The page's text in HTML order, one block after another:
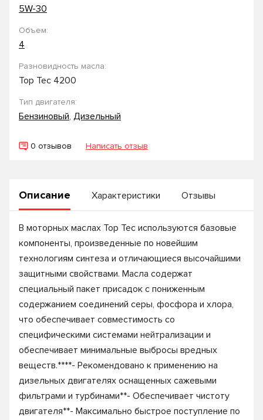
5W-30
Объем:
4
Разновидность масла:
Top Tec 4200
Тип двигателя:
Бензиновый, Дизельный
0 отзывов Написать отзыв
Описание Характеристики Отзывы
В моторных маслах Top Tec используются базовые
компоненты, произведенные по новейшим
технологиям синтеза и отличающиеся высочайшими
защитными свойствами. Масла содержат
специальный пакет присадок с пониженным
содержанием соединений серы, фосфора и хлора,
что обеспечивает совместимость со
специфическими системами нейтрализации и
обеспечивает минимальные выбросы вредных
веществ.****- Рекомендовано к применению на
дизельных двигателях оснащенных сажевыми
фильтрами и турбинами**- Обеспечивает чистоту
двигателя**- Максимально быстрое поступление по